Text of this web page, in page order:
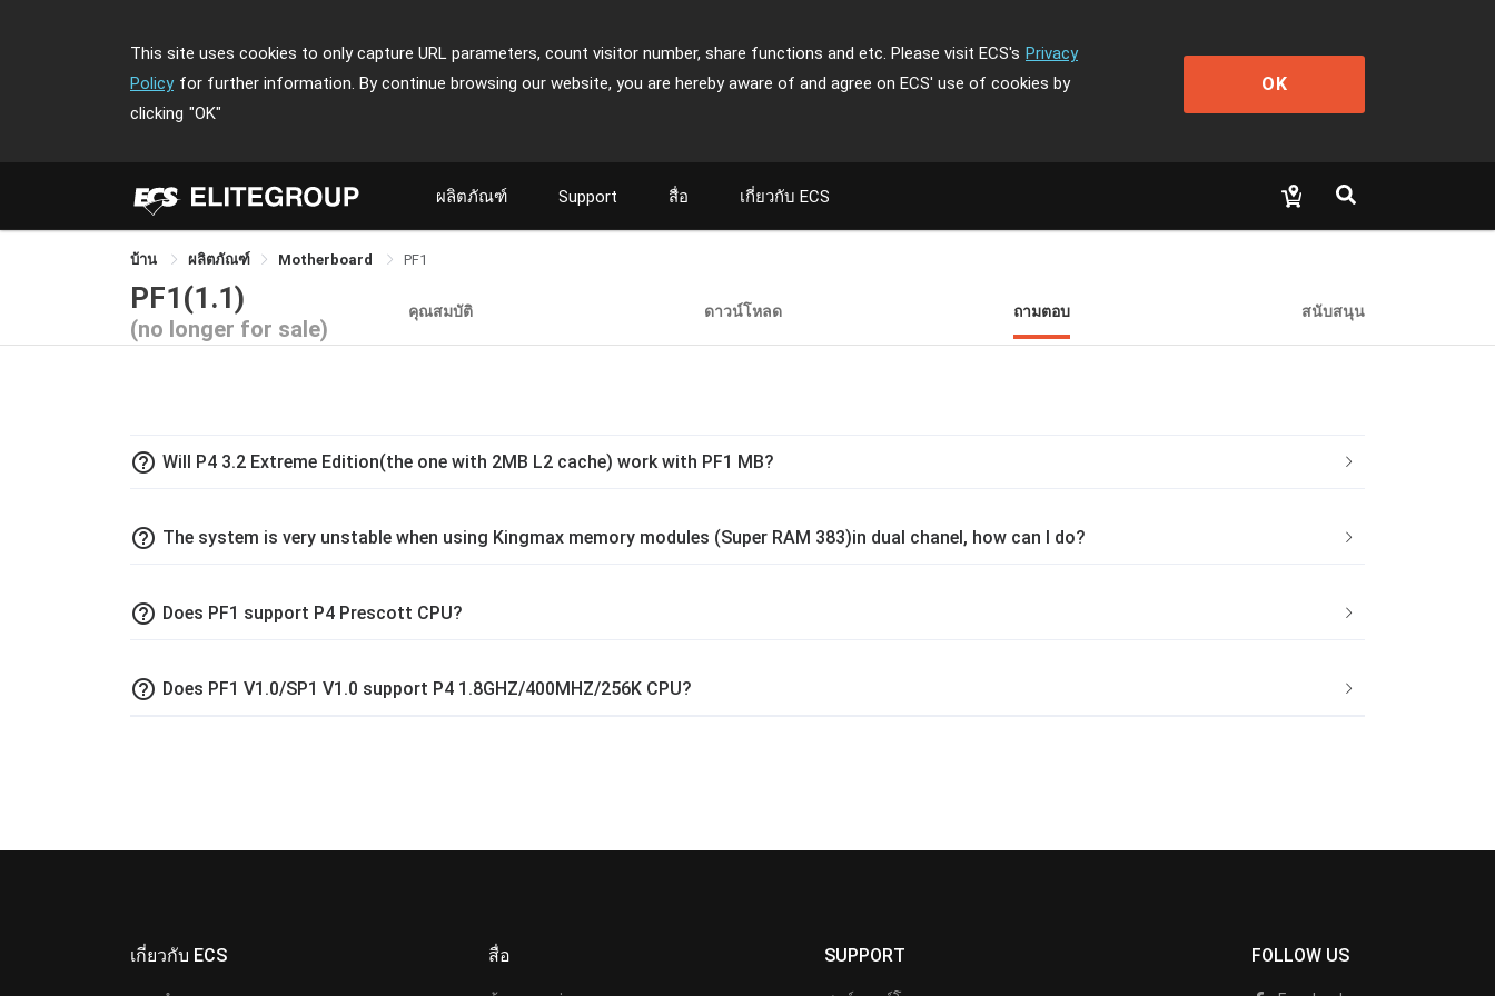
This site uses cookies to only capture URL parameters, count visitor number, share functions and etc. Please visit ECS's Privacy
Policy for further information. By continue browsing our website, you are hereby aware of and agree on ECS' use of cookies by
clicking "OK"
OK
ผลิตภัณฑ์ Support สื่อ เกี่ยวกับ ECS
บ้าน ผลิตภัณฑ์ Motherboard PF1
PF1(1.1)
(no longer for sale)
คุณสมบัติ ดาวน์โหลด ถามตอบ สนับสนุน
help_outline Will P4 3.2 Extreme Edition(the one with 2MB L2 cache) work with PF1 MB?
help_outline The system is very unstable when using Kingmax memory modules (Super RAM 383)in dual chanel, how can I do?
help_outline Does PF1 support P4 Prescott CPU?
help_outline Does PF1 V1.0/SP1 V1.0 support P4 1.8GHZ/400MHZ/256K CPU?
เกี่ยวกับ ECS สื่อ SUPPORT FOLLOW US